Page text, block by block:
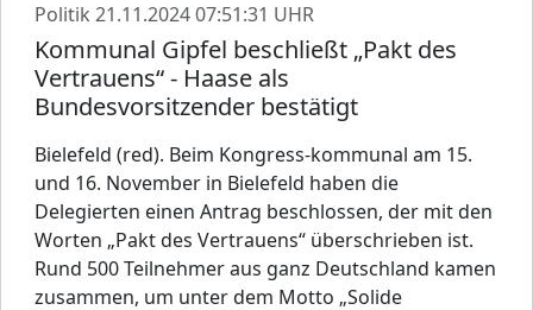
Politik 21.11.2024 07:51:31 UHR
Kommunal Gipfel beschließt „Pakt des
Vertrauens“ - Haase als
Bundesvorsitzender bestätigt
Bielefeld (red). Beim Kongress-kommunal am 15.
und 16. November in Bielefeld haben die
Delegierten einen Antrag beschlossen, der mit den
Worten „Pakt des Vertrauens“ überschrieben ist.
Rund 500 Teilnehmer aus ganz Deutschland kamen
zusammen, um unter dem Motto „Solide